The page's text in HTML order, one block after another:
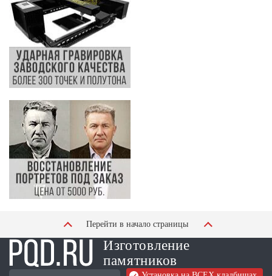
Перейти в начало страницы
Изготовление
памятников